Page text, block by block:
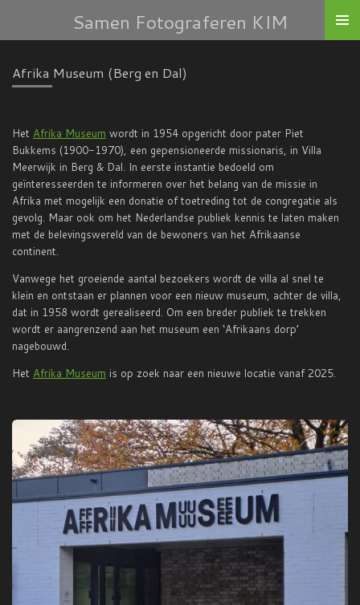
de
hoofdinhoud
Samen Fotograferen KIM
Afrika Museum (Berg en Dal)
Het Afrika Museum wordt in 1954 opgericht door pater Piet
Bukkems (1900-1970), een gepensioneerde missionaris, in Villa
Meerwijk in Berg & Dal. In eerste instantie bedoeld om
geïnteresseerden te informeren over het belang van de missie in
Afrika met mogelijk een donatie of toetreding tot de congregatie als
gevolg. Maar ook om het Nederlandse publiek kennis te laten maken
met de belevingswereld van de bewoners van het Afrikaanse
continent.
Vanwege het groeiende aantal bezoekers wordt de villa al snel te
klein en ontstaan er plannen voor een nieuw museum, achter de villa,
dat in 1958 wordt gerealiseerd. Om een breder publiek te trekken
wordt er aangrenzend aan het museum een ‘Afrikaans dorp’
nagebouwd.
Het Afrika Museum is op zoek naar een nieuwe locatie vanaf 2025.